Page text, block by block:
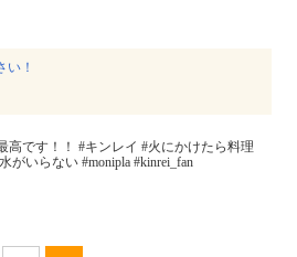
い！
です！！ #キンレイ #火にかけたら料理
がいらない #monipla #kinrei_fan